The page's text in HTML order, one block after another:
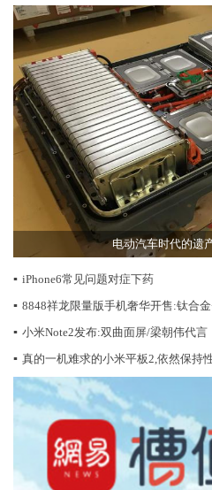
电动汽车时代的遗
▪ iPhone6常见问题对症下药
▪ 8848祥龙限量版手机奢华开售:钛合
▪ 小米Note2发布:双曲面屏/梁朝伟代言
▪ 真的一机难求的小米平板2,依然保持